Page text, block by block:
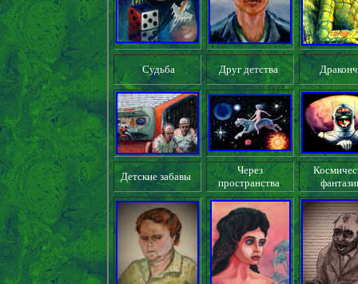
Судьба Друг детства
Детские забавы
Через
пространства